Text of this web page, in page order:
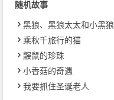
随机故事
黑狼、黑狼太太和小黑狼
乘秋千旅行的猫
鼹鼠的珍珠
小香菇的奇遇
我要抓住圣诞老人